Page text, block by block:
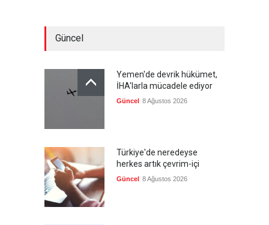
Güncel
Yemen'de devrik hükümet,
İHA'larla mücadele ediyor
Güncel 8 Ağustos 2026
Türkiye'de neredeyse
herkes artık çevrim-içi
Güncel 8 Ağustos 2026